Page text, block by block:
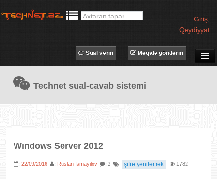
Giriş
Qeydiyyat
TECHNET TV
MƏQALƏLƏR
AVADANLIQLAR
Məqalə göndərin
Sual verin
Technet sual-cavab sistemi
Windows Server 2012
: 22/09/2016 : Ruslan Ismayilov : 2 : şifrə yeniləmək 1782